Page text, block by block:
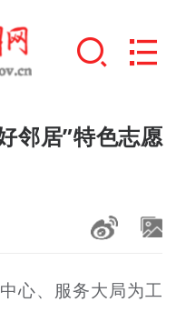
邻居”特色志愿
、服务大局为工